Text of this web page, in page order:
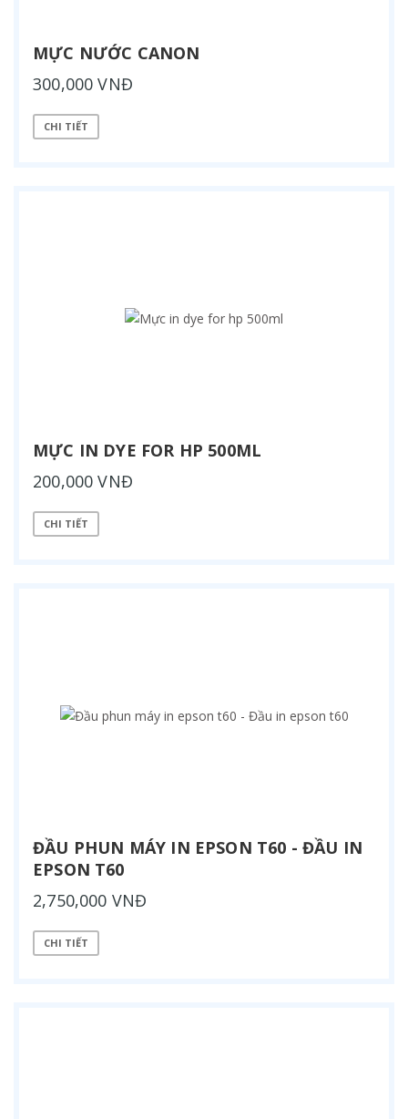
MỰC NƯỚC CANON
300,000 VNĐ
CHI TIẾT
MỰC IN DYE FOR HP 500ML
200,000 VNĐ
CHI TIẾT
ĐẦU PHUN MÁY IN EPSON T60 - ĐẦU IN
EPSON T60
2,750,000 VNĐ
CHI TIẾT